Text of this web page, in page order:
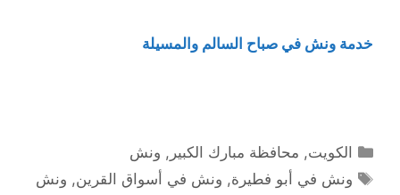
خدمة ونش في صباح السالم والمسيلة
التصنيفات
الكويت, محافظة مبارك الكبير , ونش
الوسوم
ونش في أبو فطيرة, ونش في أسواق القرين, ونش